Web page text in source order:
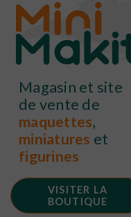
Magasin et site
de vente de
maquettes,
miniatures et
figurines
VISITER LA
BOUTIQUE